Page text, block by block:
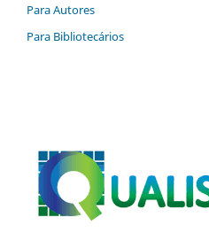
Para Autores
Para Bibliotecários